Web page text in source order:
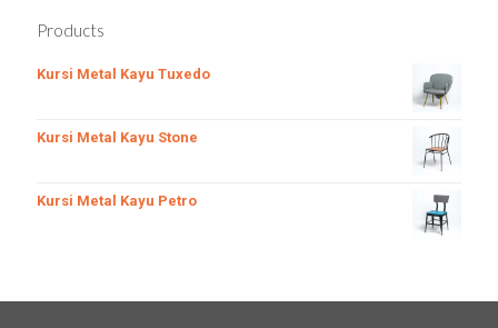
Products
Kursi Metal Kayu Tuxedo
Kursi Metal Kayu Stone
Kursi Metal Kayu Petro